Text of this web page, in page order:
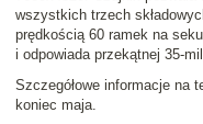
wszystkich trzech
prędkością 60 ramek na
i odpowiada przekątnej 35-
Szczegółowe informacje na
koniec maja.